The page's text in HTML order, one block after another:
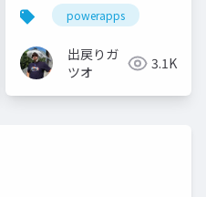
powerapps
出戻りガ
ツオ
3.1K